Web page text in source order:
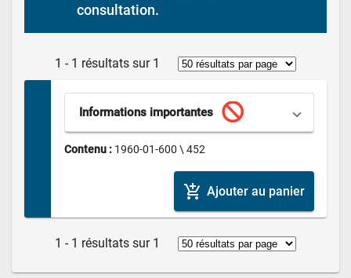
consultation.
1 - 1 résultats sur 1
Informations importantes
Contenu : 1960-01-600 \ 452
add_shopping_cart Ajouter au panier
1 - 1 résultats sur 1